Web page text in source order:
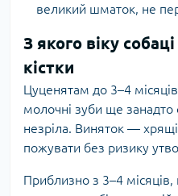
великий шматок, не
З якого віку
кістки
Цуценятам до 3–4
молочні зуби ще занадто
незріла. Виняток —
пожувати без ризику
Приблизно з 3–4 місяців,